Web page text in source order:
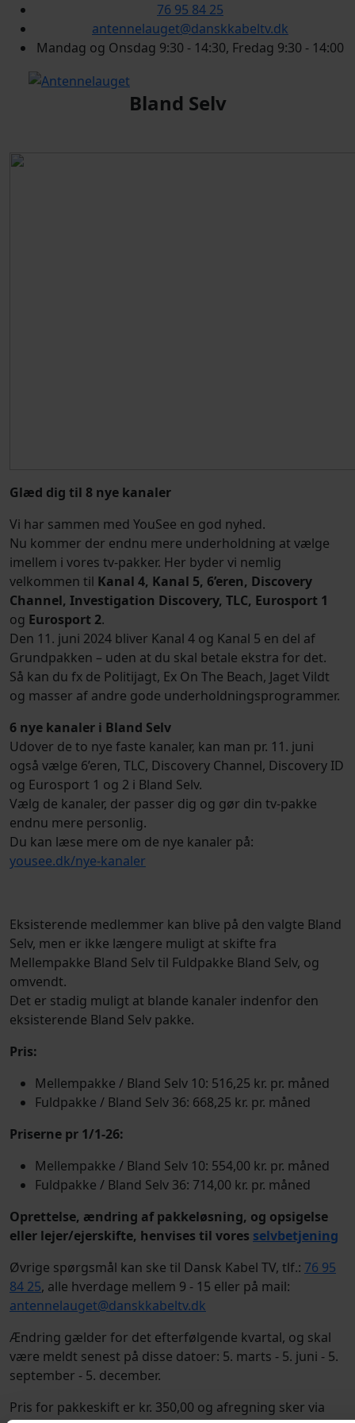
76 95 84 25
antennelauget@danskkabeltv.dk
Mandag og Onsdag 9:30 - 14:30, Fredag 9:30 - 14:00
Bland Selv
Glæd dig til 8 nye kanaler
Vi har sammen med YouSee en god nyhed.
Nu kommer der endnu mere underholdning at vælge
imellem i vores tv-pakker. Her byder vi nemlig
velkommen til Kanal 4, Kanal 5, 6’eren, Discovery
Channel, Investigation Discovery, TLC, Eurosport 1
og Eurosport 2.
Den 11. juni 2024 bliver Kanal 4 og Kanal 5 en del af
Grundpakken – uden at du skal betale ekstra for det.
Så kan du fx de Politijagt, Ex On The Beach, Jaget Vildt
og masser af andre gode underholdningsprogrammer.
6 nye kanaler i Bland Selv
Udover de to nye faste kanaler, kan man pr. 11. juni
også vælge 6’eren, TLC, Discovery Channel, Discovery ID
og Eurosport 1 og 2 i Bland Selv.
Vælg de kanaler, der passer dig og gør din tv-pakke
endnu mere personlig.
Du kan læse mere om de nye kanaler på:
yousee.dk/nye-kanaler
Eksisterende medlemmer kan blive på den valgte Bland
Selv, men er ikke længere muligt at skifte fra
Mellempakke Bland Selv til Fuldpakke Bland Selv, og
omvendt.
Det er stadig muligt at blande kanaler indenfor den
eksisterende Bland Selv pakke.
Pris:
Mellempakke / Bland Selv 10: 516,25 kr. pr. måned
Fuldpakke / Bland Selv 36: 668,25 kr. pr. måned
Priserne pr 1/1-26:
Mellempakke / Bland Selv 10: 554,00 kr. pr. måned
Fuldpakke / Bland Selv 36: 714,00 kr. pr. måned
Oprettelse, ændring af pakkeløsning, og opsigelse
eller lejer/ejerskifte, henvises til vores selvbetjening
Øvrige spørgsmål kan ske til Dansk Kabel TV, tlf.: 76 95
84 25, alle hverdage mellem 9 - 15 eller på mail:
antennelauget@danskkabeltv.dk
Ændring gælder for det efterfølgende kvartal, og skal
være meldt senest på disse datoer: 5. marts - 5. juni - 5.
september - 5. december.
Pris for pakkeskift er kr. 350,00 og afregning sker via